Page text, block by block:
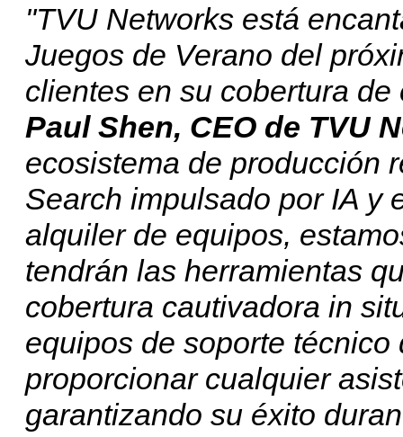
"TVU Networks está
Juegos de Verano del
clientes en su cobertura
Paul Shen, CEO de TVU
ecosistema de producción
Search impulsado por IA y
alquiler de equipos,
tendrán las herramientas
cobertura cautivadora in
equipos de soporte
proporcionar cualquier
garantizando su éxito